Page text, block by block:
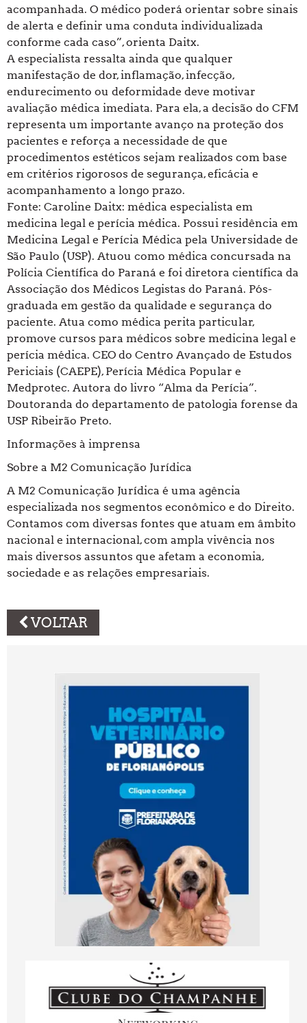
acompanhada. O médico poderá orientar sobre sinais
de alerta e definir uma conduta individualizada
conforme cada caso”, orienta Daitx.
A especialista ressalta ainda que qualquer
manifestação de dor, inflamação, infecção,
endurecimento ou deformidade deve motivar
avaliação médica imediata. Para ela, a decisão do CFM
representa um importante avanço na proteção dos
pacientes e reforça a necessidade de que
procedimentos estéticos sejam realizados com base
em critérios rigorosos de segurança, eficácia e
acompanhamento a longo prazo.
Fonte: Caroline Daitx: médica especialista em
medicina legal e perícia médica. Possui residência em
Medicina Legal e Perícia Médica pela Universidade de
São Paulo (USP). Atuou como médica concursada na
Polícia Científica do Paraná e foi diretora científica da
Associação dos Médicos Legistas do Paraná. Pós-
graduada em gestão da qualidade e segurança do
paciente. Atua como médica perita particular,
promove cursos para médicos sobre medicina legal e
perícia médica. CEO do Centro Avançado de Estudos
Periciais (CAEPE), Perícia Médica Popular e
Medprotec. Autora do livro “Alma da Perícia”.
Doutoranda do departamento de patologia forense da
USP Ribeirão Preto.
Informações à imprensa
Sobre a M2 Comunicação Jurídica
A M2 Comunicação Jurídica é uma agência
especializada nos segmentos econômico e do Direito.
Contamos com diversas fontes que atuam em âmbito
nacional e internacional, com ampla vivência nos
mais diversos assuntos que afetam a economia,
sociedade e as relações empresariais.
VOLTAR